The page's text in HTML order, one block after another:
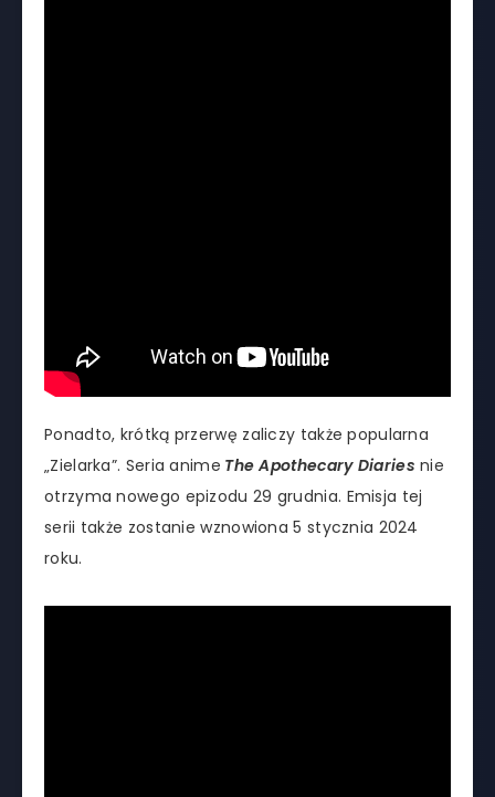
Ponadto, krótką przerwę zaliczy także popularna
„Zielarka”. Seria anime The Apothecary Diaries nie
otrzyma nowego epizodu 29 grudnia. Emisja tej
serii także zostanie wznowiona 5 stycznia 2024
roku.